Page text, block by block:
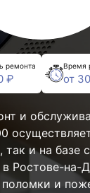
ремонта
₽
Время
от
и
и на базе
в Ростове-на-
поломки и